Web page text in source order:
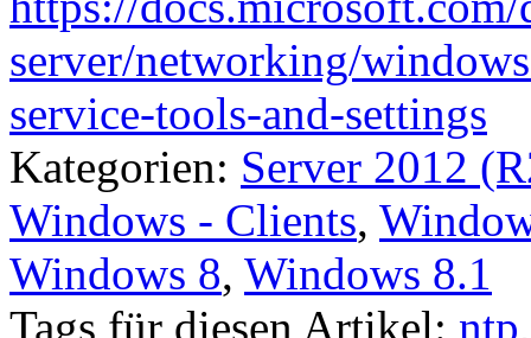
server/networking/
service-tools-and-settings
Kategorien: Server 2012
Windows - Clients,
Windows 8, Windows 8.1
Tags für diesen Artikel: ntp